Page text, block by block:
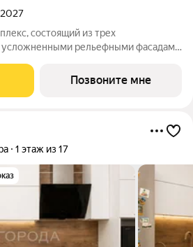
2027
состоящий из трех
рельефными фасадами
дизайнерское лобби с
ожидания.
Позвоните мне
1 этаж из 17